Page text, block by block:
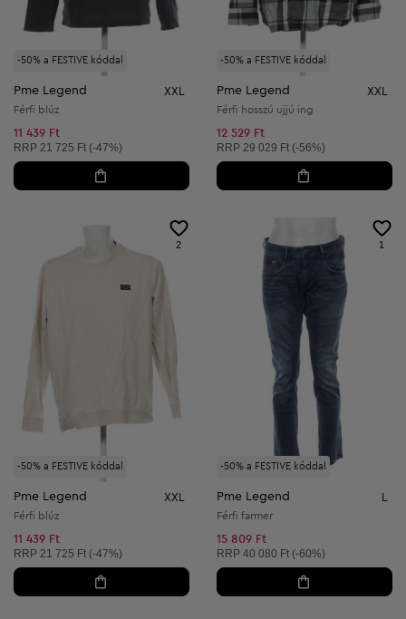
-50% a FESTIVE kóddal
Pme Legend XXL
Férfi blúz
11 439 Ft
Ajánlott ár:
RRP 21 725 Ft (-47%)
-50% a FESTIVE kóddal
Pme Legend XXL
Férfi hosszú ujjú ing
12 529 Ft
Ajánlott ár:
RRP 29 029 Ft (-56%)
-50% a FESTIVE kóddal
2
Pme Legend XXL
Férfi blúz
11 439 Ft
Ajánlott ár:
RRP 21 725 Ft (-47%)
-50% a FESTIVE kóddal
1
Pme Legend
Férfi farmer
15 809 Ft
Ajánlott ár:
RRP 40 080 Ft (-60%)